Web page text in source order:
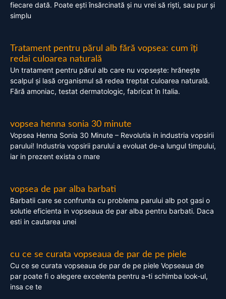
fiecare dată. Poate ești însărcinată și nu vrei să riști, sau pur și
simplu
Tratament pentru părul alb fără vopsea: cum îți
redai culoarea naturală
Un tratament pentru părul alb care nu vopsește: hrănește
scalpul și lasă organismul să redea treptat culoarea naturală.
Fără amoniac, testat dermatologic, fabricat în Italia.
vopsea henna sonia 30 minute
Vopsea Henna Sonia 30 Minute – Revolutia in industria vopsirii
parului! Industria vopsirii parului a evoluat de-a lungul timpului,
iar in prezent exista o mare
vopsea de par alba barbati
Barbatii care se confrunta cu problema parului alb pot gasi o
solutie eficienta in vopseaua de par alba pentru barbati. Daca
esti in cautarea unei
cu ce se curata vopseaua de par de pe piele
Cu ce se curata vopseaua de par de pe piele Vopseaua de
par poate fi o alegere excelenta pentru a-ti schimba look-ul,
insa ce te